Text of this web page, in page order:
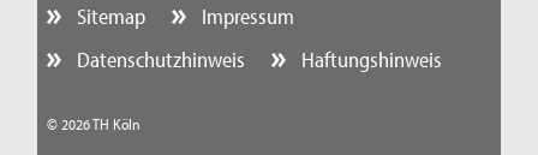
Sitemap
Impressum
Datenschutzhinweis
Haftungshinweis
© 2026 TH Köln